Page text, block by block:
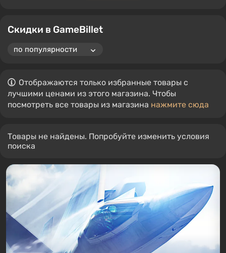
Скидки в GameBillet
Отображаются только избранные товары с
лучшими ценами из этого магазина. Чтобы
посмотреть все товары из магазина нажмите сюда
Товары не найдены. Попробуйте изменить условия
поиска